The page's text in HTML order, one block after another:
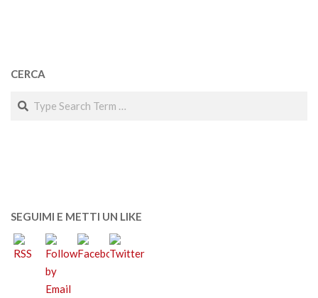
CERCA
Search
SEGUIMI E METTI UN LIKE